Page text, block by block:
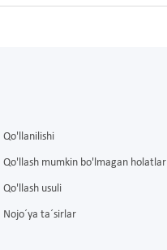
Qo'llanilishi
Qo'llash mumkin bo'lmagan holatlar
Qo'llash usuli
Nojo´ya ta´sirlar